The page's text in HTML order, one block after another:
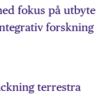
fokus på utbyte
forskning
terrestra